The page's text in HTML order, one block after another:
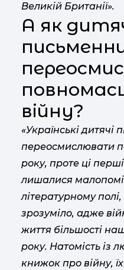
Великій Британії».
А як
війну?
«Українські
переосмислювати
року, проте ці
лишалися
літературному
зрозуміло, адже
життя більшості
року. Натомість із
книжок про війну,